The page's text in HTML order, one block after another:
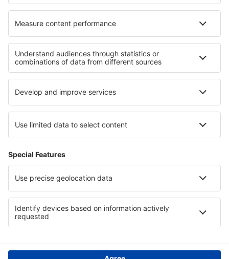
Nejlepší ubytování - regiony
Ubytování v Valmeinier Ubytování v Burgundsku
Ubytování v Jurovi Ubytování v La Plagne
Ubytování v Les Deux Alpes Ubytování v Jambolu
Ubytování v Jackson Hole Ubytování in Murau-Murtal
Ubytování in Cluj County Ubytování v Hurghadě